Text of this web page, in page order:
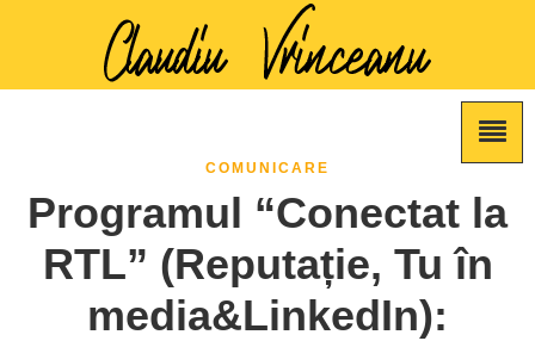
COMUNICARE
Programul “Conectat la
RTL” (Reputație, Tu în
media&LinkedIn):